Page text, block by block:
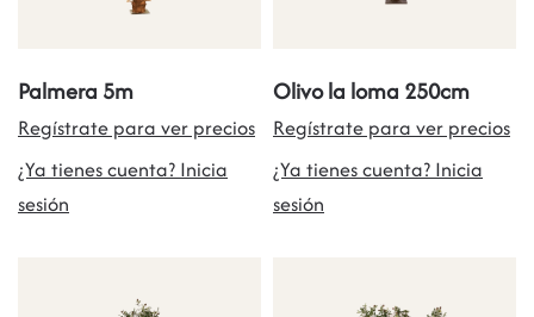
Palmera 5m
Regístrate para ver precios
¿Ya tienes cuenta? Inicia
sesión
Olivo la loma 250cm
Regístrate para ver precios
¿Ya tienes cuenta? Inicia
sesión